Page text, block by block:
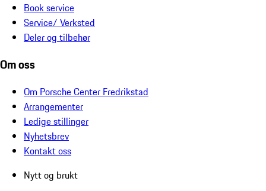
Book service
Service/ Verksted
Deler og tilbehør
Om oss
Om Porsche Center Fredrikstad
Arrangementer
Ledige stillinger
Nyhetsbrev
Kontakt oss
Nytt og brukt